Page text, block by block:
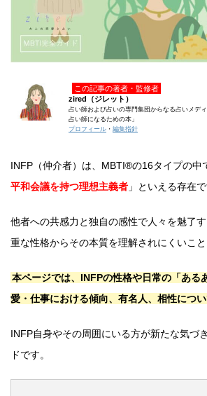
この記事の著者・監修者
zired（ジレット）
占い師および占いの専門集団からなる占いメデ
占い師になるための本」
プロフィール ・ 編集指針
INFP（仲介者）は、MBTI®の16タイプの中
平和会議を持つ理想主義者 」といえる存在で
他者への共感力と独自の感性で人々を魅了
重な性格からその本質を理解されにくいこと
本ページでは、INFPの性格や日常の「ある
愛・仕事における傾向、有名人、相性につい
INFP自身やその周囲にいる方が新たな気づ
ドです。